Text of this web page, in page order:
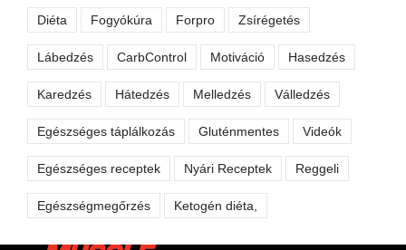
Diéta Fogyókúra Forpro Zsírégetés
Lábedzés CarbControl Motiváció Hasedzés
Karedzés Hátedzés Melledzés Válledzés
Egészséges táplálkozás Gluténmentes Videók
Egészséges receptek Nyári Receptek Reggeli
Egészségmegőrzés Ketogén diéta,